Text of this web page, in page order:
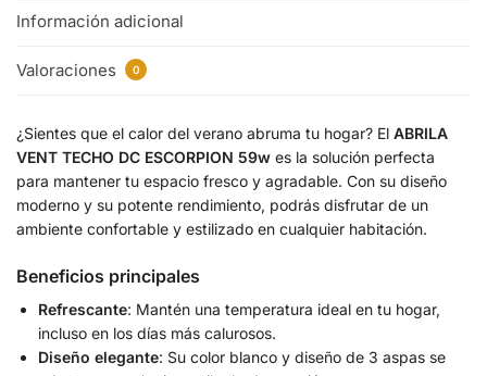
Información adicional
Valoraciones 0
¿Sientes que el calor del verano abruma tu hogar? El ABRILA
VENT TECHO DC ESCORPION 59w es la solución perfecta
para mantener tu espacio fresco y agradable. Con su diseño
moderno y su potente rendimiento, podrás disfrutar de un
ambiente confortable y estilizado en cualquier habitación.
Beneficios principales
Refrescante: Mantén una temperatura ideal en tu hogar,
incluso en los días más calurosos.
Diseño elegante: Su color blanco y diseño de 3 aspas se